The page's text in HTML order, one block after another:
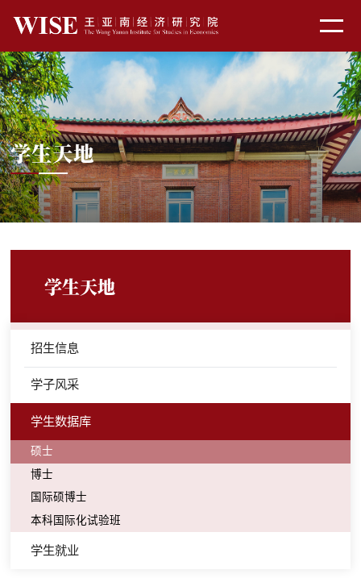
学生天地
学生天地
招生信息
学子风采
学生数据库
硕士
博士
国际硕博士
本科国际化试验班
学生就业